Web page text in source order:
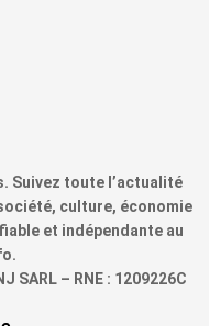
Suivez toute l’actualité
culture, économie
et indépendante au
SARL – RNE : 1209226C